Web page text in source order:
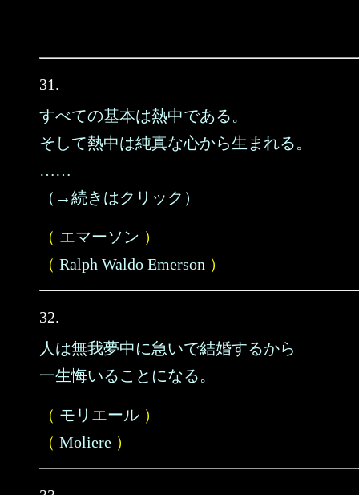
31.
すべての基本は熱中である。
そして熱中は純真な心から生まれる。
……
（→続きはクリック）
（ エマーソン ）
（ Ralph Waldo Emerson ）
32.
人は無我夢中に急いで結婚するから
一生悔いることになる。
（ モリエール ）
（ Moliere ）